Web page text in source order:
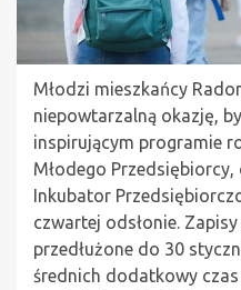
Młodzi mieszkańcy
niepowtarzalną okazję,
inspirującym programie
Młodego
Inkubator
czwartej odsłonie.
przedłużone do 30
średnich dodatkowy czas